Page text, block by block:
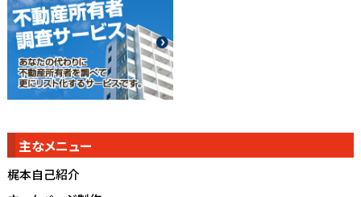
主なメニュー
梶本自己紹介